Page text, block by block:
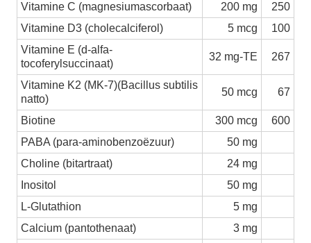
Vitamine C (magnesiumascorbaat)
200 mg
250
Vitamine D3 (cholecalciferol)
5 mcg
100
Vitamine E (d-alfa-
tocoferylsuccinaat)
32 mg-TE 267
Vitamine K2 (MK-7)(Bacillus subtilis
natto)
50 mcg 67
Biotine 300 mcg
600
PABA (para-aminobenzoëzuur)
50 mg
Choline (bitartraat)
24 mg
Inositol
50 mg
L-Glutathion
5 mg
Calcium (pantothenaat)
3 mg